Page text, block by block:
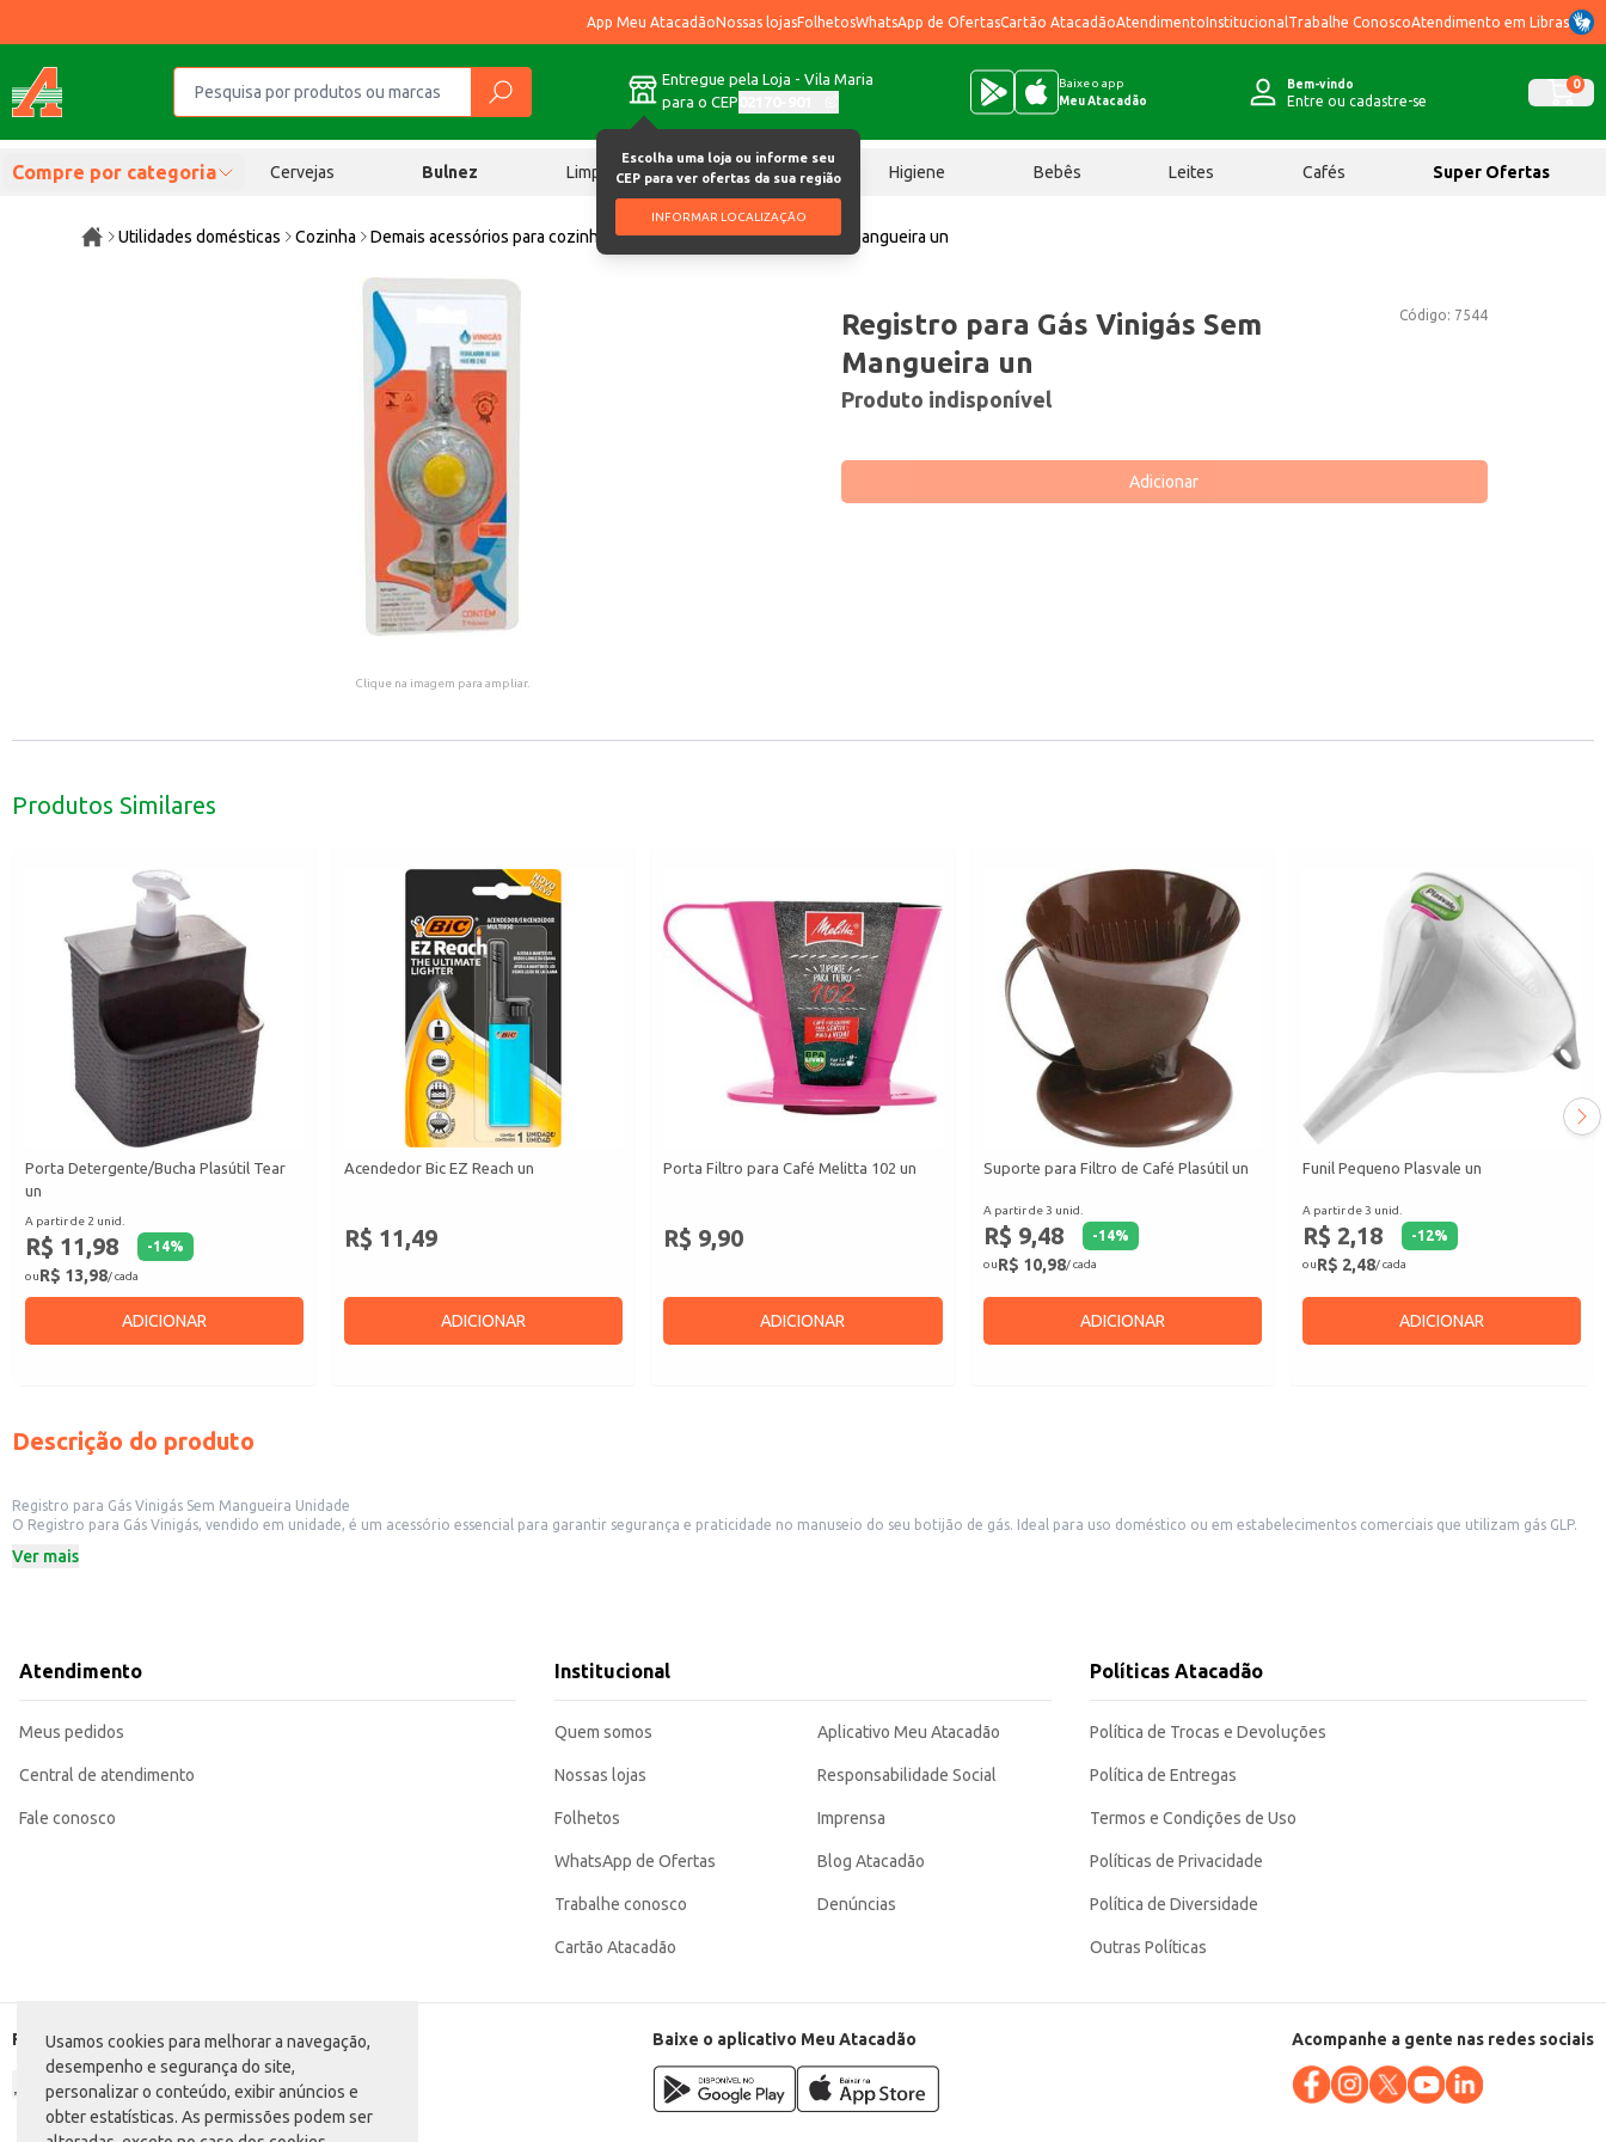
Usamos cookies para melhorar a navegação,
desempenho e segurança do site,
personalizar o conteúdo, exibir anúncios e
obter estatísticas. As permissões podem ser
App Meu AtacadãoNossas lojasFolhetosWhatsApp de OfertasCartão AtacadãoAtendimentoInstitucional Trabalhe ConoscoAtendimento em Libras
Entregue pela Loja - Vila Maria
para o CEP
Escolha uma loja ou informe seu
CEP para ver ofertas da sua região
INFORMAR LOCALIZAÇÃO
Baixe o app
Meu Atacadão
Bem-vindo
Entre ou cadastre-se
0
Compre por categoria Cervejas Bulnez Limpeza Chocolates Higiene Bebês Leites Cafés Super Ofertas
Utilidades domésticas Cozinha Demais acessórios para cozinha Registro para Gás Vinigás Sem Mangueira un
Clique na imagem para ampliar.
Código: 7544
Registro para Gás Vinigás Sem
Mangueira un
Produto indisponível
Adicionar
Produtos Similares
Porta Detergente/Bucha Plasútil Tear
un
A partir de 2 unid.
R$ 11,98 -14%
ouR$ 13,98/ cada
ADICIONAR
Acendedor Bic EZ Reach un
R$ 11,49
ADICIONAR
Porta Filtro para Café Melitta 102 un
R$ 9,90
ADICIONAR
Suporte para Filtro de Café Plasútil un
A partir de 3 unid.
R$ 9,48 -14%
ouR$ 10,98/ cada
ADICIONAR
Funil Pequeno Plasvale un
A partir de 3 unid.
R$ 2,18 -12%
ouR$ 2,48/ cada
ADICIONAR
Descrição do produto
Registro para Gás Vinigás Sem Mangueira Unidade
O Registro para Gás Vinigás, vendido em unidade, é um acessório essencial para garantir segurança e praticidade no manuseio do seu botijão de gás. Ideal para uso doméstico ou em estabelecimentos comerciais que utilizam gás GLP.
Marca: Vinigás
Para desligar o fluxo de gás, feche o registro completamente.
Recomendamos a instalação por profissional qualificado para garantir a segurança.
Ver mais
Atendimento
Meus pedidos
Central de atendimento
Fale conosco
Institucional
Quem somos
Nossas lojas
Folhetos
WhatsApp de Ofertas
Trabalhe conosco
Cartão Atacadão
Aplicativo Meu Atacadão
Responsabilidade Social
Imprensa
Blog Atacadão
Denúncias
Políticas Atacadão
Política de Trocas e Devoluções
Política de Entregas
Termos e Condições de Uso
Políticas de Privacidade
Política de Diversidade
Outras Políticas
Formas de pagamento Baixe o aplicativo Meu Atacadão Acompanhe a gente nas redes sociais